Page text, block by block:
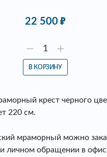
22 500
В КОРЗИНУ
крест черного
220 см.
мраморный можно
личном обращении в